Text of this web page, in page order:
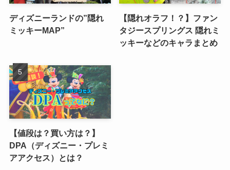
ディズニーランドの”隠れ
ミッキーMAP”
【隠れオラフ！？】ファン
タジースプリングス 隠れミ
ッキーなどのキャラまとめ
【値段は？買い方は？】
DPA（ディズニー・プレミ
アアクセス）とは？